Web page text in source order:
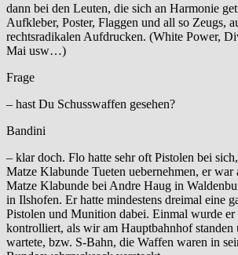
dann bei den Leuten, die sich an Harmonie
Aufkleber, Poster, Flaggen und all so Zeugs,
rechtsradikalen Aufdrucken. (White Power,
Mai usw…)
Frage
– hast Du Schusswaffen gesehen?
Bandini
– klar doch. Flo hatte sehr oft Pistolen bei
Matze Klabunde Tueten uebernehmen, er war
Matze Klabunde bei Andre Haug in
in Ilshofen. Er hatte mindestens dreimal eine
Pistolen und Munition dabei. Einmal wurde er
kontrolliert, als wir am Hauptbahnhof standen
wartete, bzw. S-Bahn, die Waffen waren in